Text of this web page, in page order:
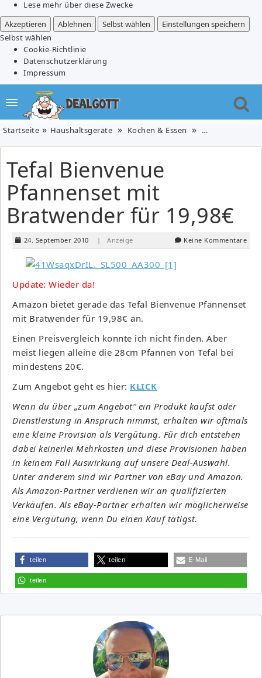
Lese mehr über diese Zwecke
Akzeptieren
Ablehnen Selbst wählen
Einstellungen speichern
Selbst wählen
Cookie-Richtlinie
Datenschutzerklärung
Impressum
Startseite Haushaltsgeräte Kochen & Essen Küche, Haus &
Tefal Bienvenue
Pfannenset mit
Bratwender für 19,98€
24. September 2010 | Anzeige Keine Kommentare
Update: Wieder da!
Amazon bietet gerade das Tefal Bienvenue Pfannenset
mit Bratwender für 19,98€ an.
Einen Preisvergleich konnte ich nicht finden. Aber
meist liegen alleine die 28cm Pfannen von Tefal bei
mindestens 20€.
Zum Angebot geht es hier: KLICK
Wenn du über „zum Angebot“ ein Produkt kaufst oder
Dienstleistung in Anspruch nimmst, erhalten wir oftmals
eine kleine Provision als Vergütung. Für dich entstehen
dabei keinerlei Mehrkosten und diese Provisionen haben
in keinem Fall Auswirkung auf unsere Deal-Auswahl.
Unter anderem sind wir Partner von eBay und Amazon.
Als Amazon-Partner verdienen wir an qualifizierten
Verkäufen. Als eBay-Partner erhalten wir möglicherweise
eine Vergütung, wenn Du einen Kauf tätigst.
teilen teilen E-Mail
teilen